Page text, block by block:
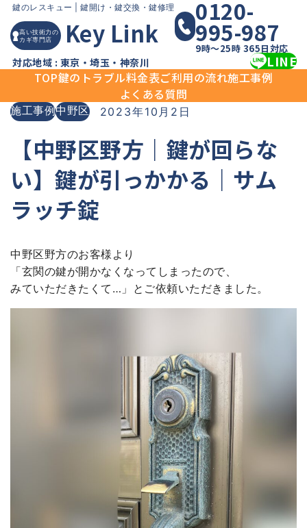
Skip
to
content
鍵のレスキュー | 鍵開け・鍵交換・鍵修理
高い技術力の
カギ専門店
Key Link
対応地域 : 東京・埼玉・神奈川
0120-
995-987
9時〜25時 365日対応
LINE
TOP鍵のトラブル料金表ご利用の流れ施工事例
よくある質問
施工事例中野区 2023年10月2日
【中野区野方｜鍵が回らな
い】鍵が引っかかる｜サム
ラッチ錠
中野区野方のお客様より
「玄関の鍵が開かなくなってしまったので、
みていただきたくて…」とご依頼いただきました。